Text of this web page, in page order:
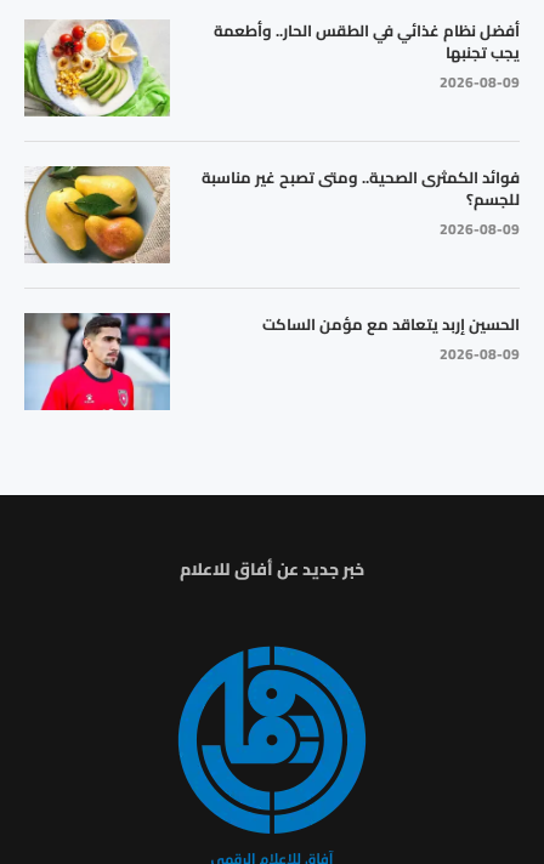
أفضل نظام غذائي في الطقس الحار.. وأطعمة
يجب تجنبها
2026-08-09
فوائد الكمثرى الصحية.. ومتى تصبح غير مناسبة
للجسم؟
2026-08-09
الحسين إربد يتعاقد مع مؤمن الساكت
2026-08-09
خبر جديد عن أفاق للاعلام